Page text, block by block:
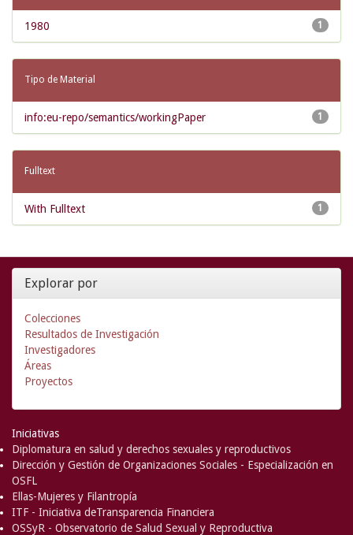
1
1980
Tipo de Material
1
info:eu-repo/semantics/workingPaper
Fulltext
1
With Fulltext
Explorar por
Colecciones
Resultados de Investigación
Investigadores
Áreas
Proyectos
Iniciativas
Diplomatura en salud y derechos sexuales y reproductivos
Dirección y Gestión de Organizaciones Sociales - Especialización en
OSFL
Ellas-Mujeres y Filantropía
ITF - Iniciativa deTransparencia Financiera
OSSyR - Observatorio de Salud Sexual y Reproductiva